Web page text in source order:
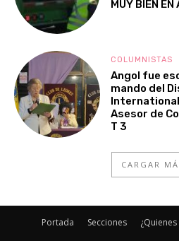
MUY BIEN EN
COLUMNISTAS
Angol fue
mando del
International
Asesor de
T 3
CARGAR
Portada Secciones